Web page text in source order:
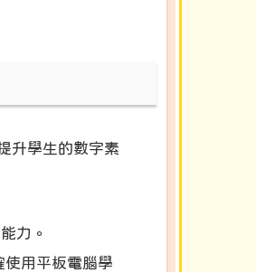
升學生的數字素
力。
使用平板電腦學